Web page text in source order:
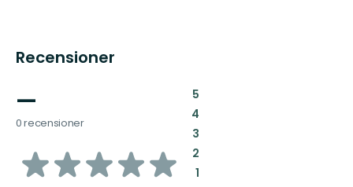
Recensioner
—
0 recensioner
av
5:
4:
3:
2:
1: